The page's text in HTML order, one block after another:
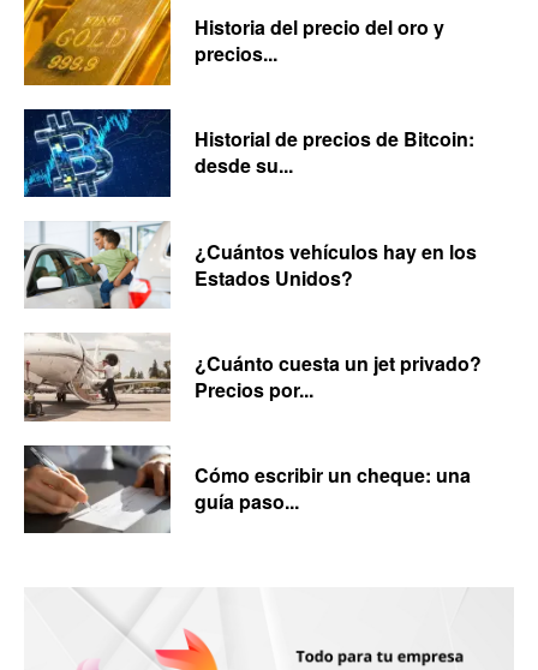
Historia del precio del oro y
precios...
Historial de precios de Bitcoin:
desde su...
¿Cuántos vehículos hay en los
Estados Unidos?
¿Cuánto cuesta un jet privado?
Precios por...
Cómo escribir un cheque: una
guía paso...